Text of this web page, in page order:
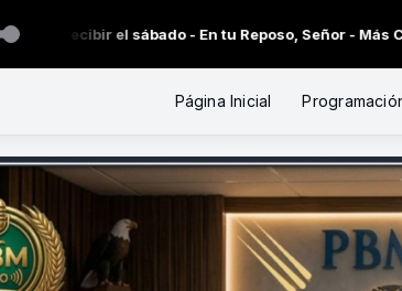
el sábado - En tu Reposo, Señor - Más Cerca De
Página Inicial